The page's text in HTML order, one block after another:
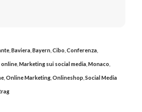
, Baviera, Bayern, Cibo Conferenza,
online, Marketing sui social media, Monaco
, Online Marketing, Onlineshop Social Media